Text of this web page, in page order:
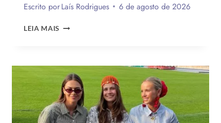
Escrito porLaís Rodrigues 6 de agosto de 2026
LEIA MAIS ENQUETE:
NOVO
CHINELO
DE
SALTO
DA
HAVAIANAS?